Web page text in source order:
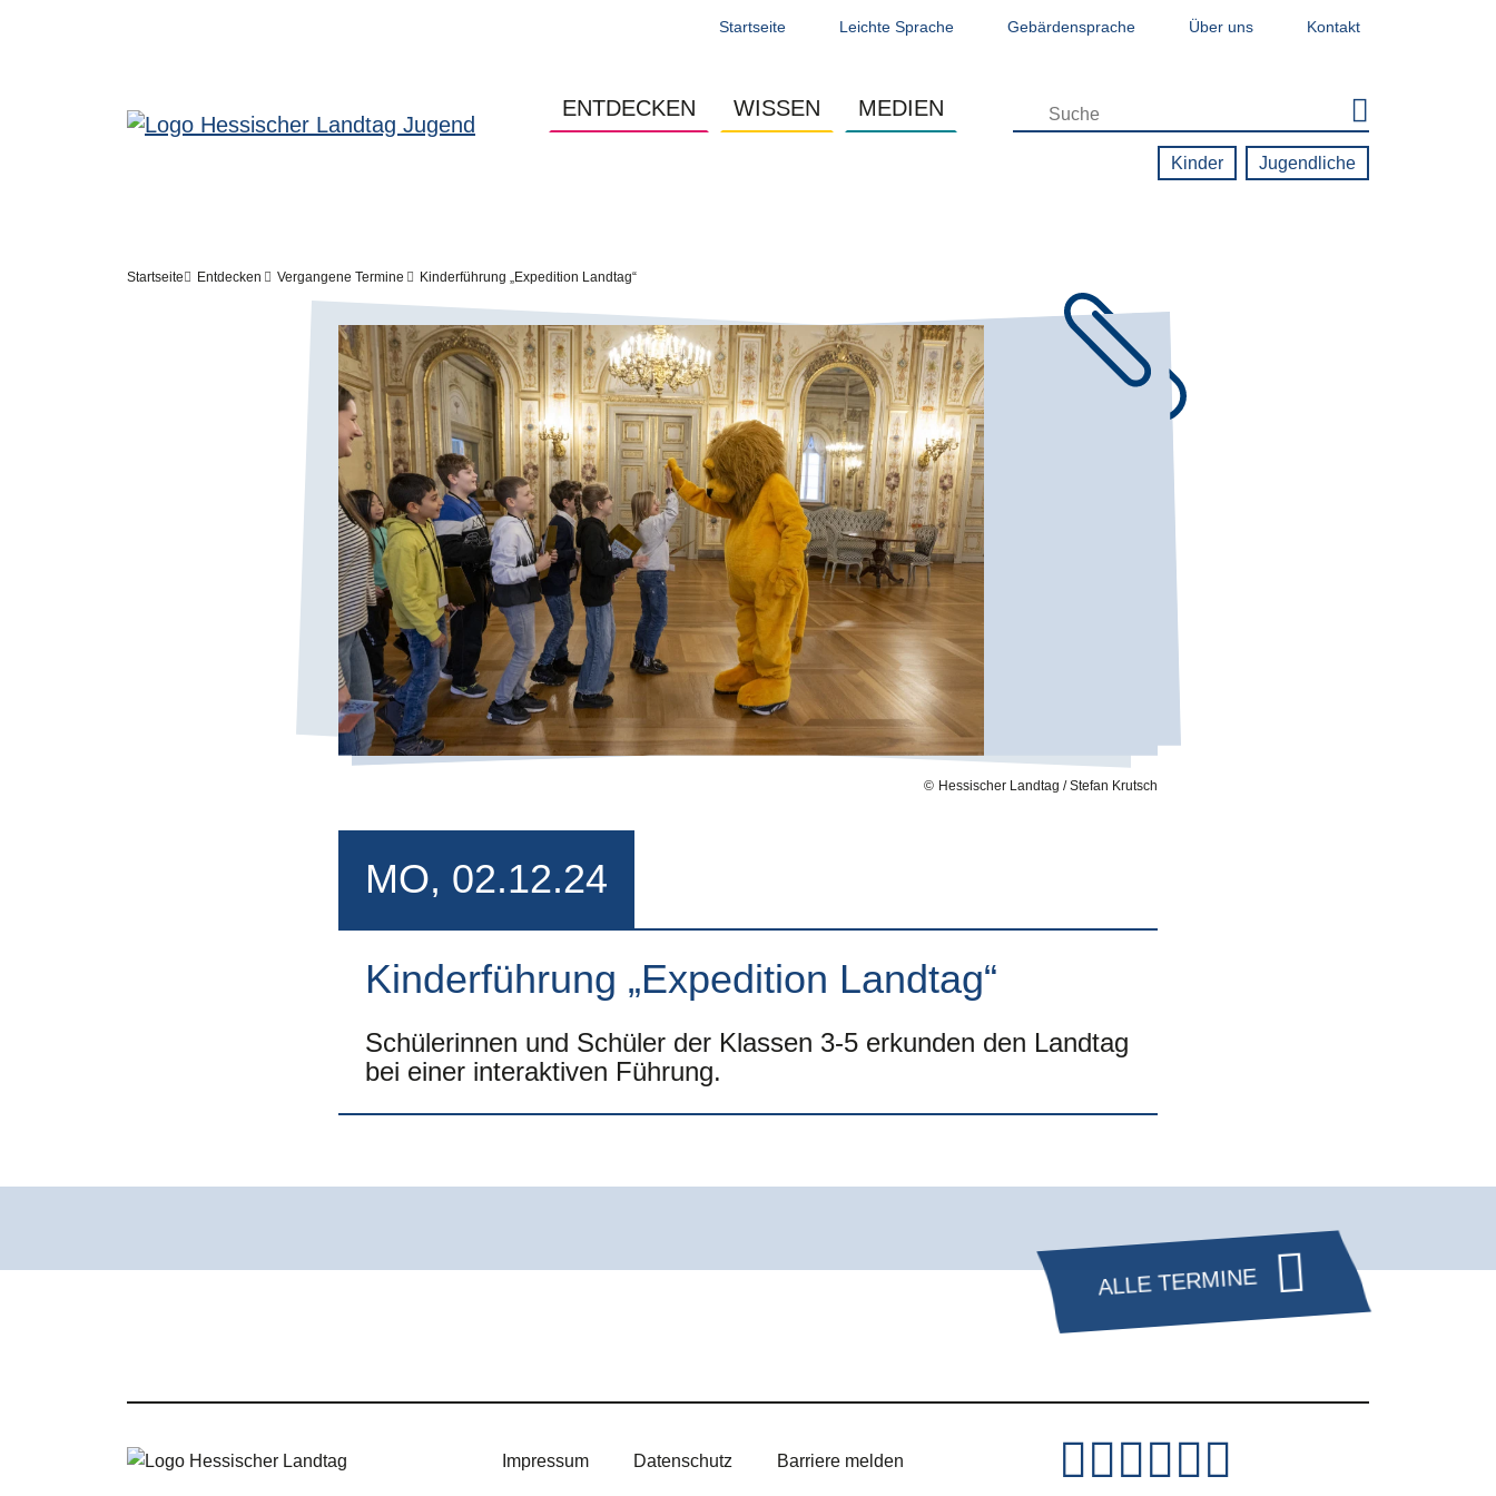
Startseite Leichte Sprache Gebärdensprache Über uns Kontakt
Main navigation - Jugendseite
ENTDECKEN WISSEN MEDIEN
Zielgruppen-Navigation - Jugendseite
Kinder Jugendliche
Pfadnavigation
Startseite Entdecken Vergangene Termine Kinderführung „Expedition Landtag“
Bilddatei
Hessischer Landtag / Stefan Krutsch
MO, 02.12.24
Kinderführung „Expedition Landtag“
Schülerinnen und Schüler der Klassen 3-5 erkunden den Landtag
bei einer interaktiven Führung.
ALLE TERMINE
Impressum Datenschutz Barriere melden